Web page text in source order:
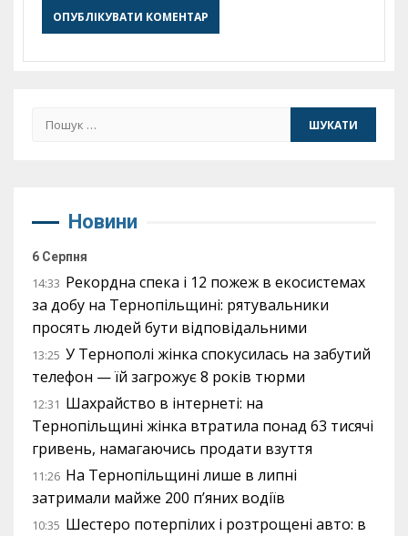
Пошук:
Новини
6 Серпня
14:33 Рекордна спека і 12 пожеж в екосистемах
за добу на Тернопільщині: рятувальники
просять людей бути відповідальними
13:25 У Тернополі жінка спокусилась на забутий
телефон — їй загрожує 8 років тюрми
12:31 Шахрайство в інтернеті: на
Тернопільщині жінка втратила понад 63 тисячі
гривень, намагаючись продати взуття
11:26 На Тернопільщині лише в липні
затримали майже 200 п’яних водіїв
10:35 Шестеро потерпілих і розтрощені авто: в